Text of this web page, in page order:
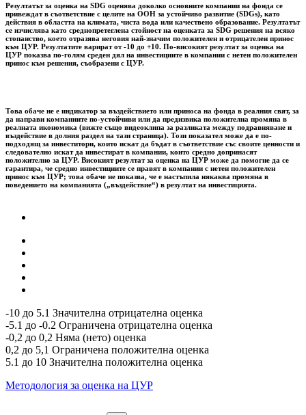
Резултатът за оценка на SDG оценява доколко основните компании на фонда се
привеждат в съответствие с целите на ООН за устойчиво развитие (SDGs), като
действия в областта на климата, чиста вода или качествено образование. Резултатът
се изчислява като среднопретеглена стойност на оценката за SDG решения на всяко
стопанство, което отразява неговия най-значим положителен и отрицателен принос
към ЦУР. Резултатите варират от -10 до +10. По-високият резултат за оценка на
ЦУР показва по-голям среден дял на инвестициите в компании с нетен положителен
принос към решения, съобразени с ЦУР.
Това обаче не е индикатор за въздействието или приноса на фонда в реалния свят, за
да направи компаниите по-устойчиви или да предизвика положителна промяна в
реалната икономика (вижте също видеоклипа за разликата между подравняване и
въздействие в долния раздел на тази страница). Този показател може да е по-
подходящ за инвеститори, които искат да бъдат в съответствие със своите ценности и
следователно искат да инвестират в компании, които средно допринасят
положително за ЦУР. Високият резултат за оценка на ЦУР може да помогне да се
гарантира, че средно инвестициите се правят в компании с нетен положителен
принос към ЦУР; това обаче не показва, че е настъпила някаква промяна в
поведението на компанията („въздействие“) в резултат на инвестицията.
-10 до 5.1 Значителна отрицателна оценка
-5.1 до -0.2 Ограничена отрицателна оценка
-0,2 до 0,2 Няма (нето) оценка
0,2 до 5,1 Ограничена положителна оценка
5.1 до 10 Значителна положителна оценка
Методология за оценка на ЦУР